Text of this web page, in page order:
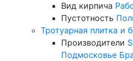
Вид кирпича
Пустотность
Тротуарная плитка и
Производители
Подмосковье